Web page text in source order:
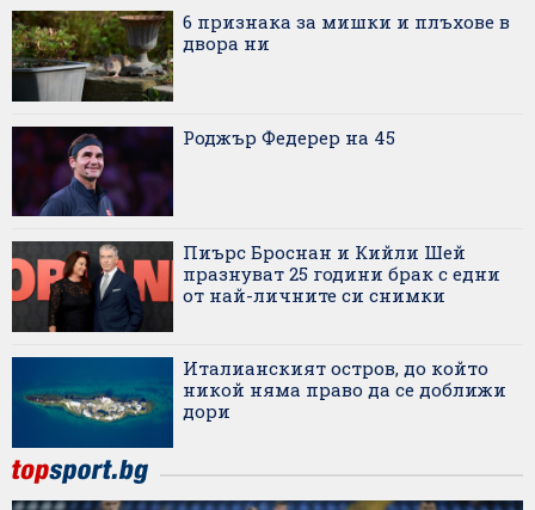
6 признака за мишки и плъхове в
двора ни
Роджър Федерер на 45
Пиърс Броснан и Кийли Шей
празнуват 25 години брак с едни
от най-личните си снимки
Италианският остров, до който
никой няма право да се доближи
дори